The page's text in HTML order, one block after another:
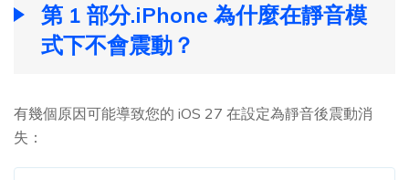
第 1 部分.iPhone 為什麼在靜音模
式下不會震動？
有幾個原因可能導致您的 iOS 27 在設定為靜音後震動消
失：